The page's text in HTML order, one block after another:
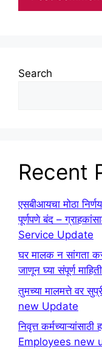
Search
Recent
एसबीआयचा मोठा
पूर्णपणे बंद –
Service Update
घर मालक न सांगता
जाणून घ्या संपूर्ण
तुमच्या मालमत्ते वर
new Update
निवृत्त
Employees new